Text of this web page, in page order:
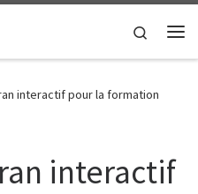
Search
interactif pour la formation
interactif